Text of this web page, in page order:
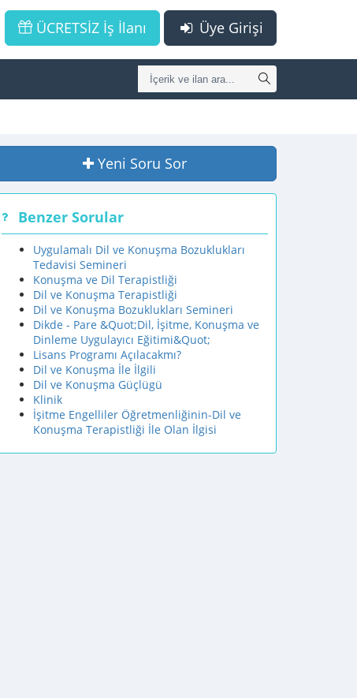
Üye Girişi
ÜCRETSİZ İş İlanı
Yeni Soru Sor
Benzer Sorular
Uygulamalı Dil ve Konuşma Bozuklukları
Tedavisi Semineri
Konuşma ve Dil Terapistliği
Dil ve Konuşma Terapistliği
Dil ve Konuşma Bozuklukları Semineri
Dikde - Pare &Quot;Dil, İşitme, Konuşma ve
Dinleme Uygulayıcı Eğitimi&Quot;
Lisans Programı Açılacakmı?
Dil ve Konuşma İle İlgili
Dil ve Konuşma Güçlügü
Klinik
İşitme Engelliler Öğretmenliğinin-Dil ve
Konuşma Terapistliği İle Olan İlgisi